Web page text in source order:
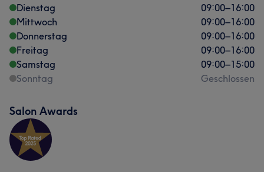
Dienstag
09:00–16:00
Mittwoch
09:00–16:00
Donnerstag
09:00–16:00
Freitag
09:00–16:00
Samstag
09:00–15:00
Sonntag
Geschlossen
Salon Awards